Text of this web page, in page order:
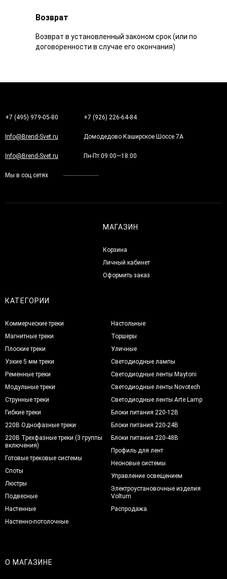
Возврат
Возврат в установленный законом срок (или по
договоренности в случае его окончания)
+7 (495) 979-05-80 +7 (926) 226-64-84
Info@Brend-Svet.ru Домодедово Каширское Шоссе 7А
Info@Brend-Svet.ru Пн-Пт 09:00—18:00
Мы в соц.сетях
МАГАЗИН
Корзина
Личный кабинет
Оформить заказ
КАТЕГОРИИ
Коммерческие треки
Магнитные треки
Плоские треки
Узкие 5 мм треки
Ременные треки
Модульные треки
Струнные треки
Гибкие треки
220В Однофазные треки
220В Трехфазные треки (3 группы
включения)
Готовые трековые системы
Споты
Люстры
Подвесные
Настенные
Настенно-потолочные
Настольные
Торшеры
Уличные
Светодиодные лампы
Светодиодные ленты Maytoni
Светодиодные ленты Novotech
Светодиодные ленты Arte Lamp
Блоки питания 220-12В
Блоки питания 220-24В
Блоки питания 220-48В
Профиль для лент
Неоновые системы
Управление освещением
Электроустановочные изделия
Voltum
Распродажа
О МАГАЗИНЕ